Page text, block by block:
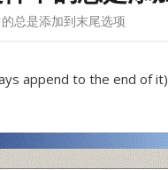
总是添加到末尾选项
append to the end of